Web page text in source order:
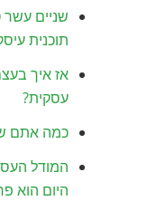
שניים
תוכנית
אז איך
עסקית?
כמה אתם
המודל
היום הוא